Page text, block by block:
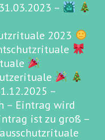
–
2023
–
– Eintrag wird
ist zu groß –